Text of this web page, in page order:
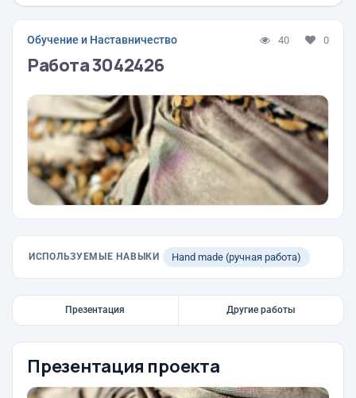
Обучение и Наставничество 40 0
Работа 3042426
ИСПОЛЬЗУЕМЫЕ НАВЫКИ Hand made (ручная работа)
Презентация Другие работы
Презентация проекта